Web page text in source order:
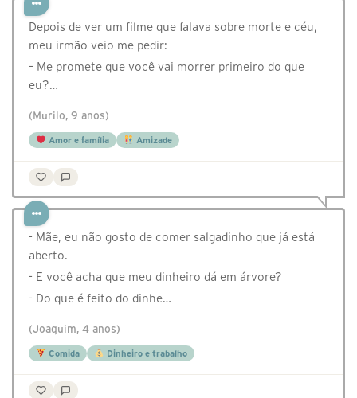
Depois de ver um filme que falava sobre morte e céu,
meu irmão veio me pedir:
– Me promete que você vai morrer primeiro do que
eu?…
(Murilo, 9 anos)
Amor e família Amizade
- Mãe, eu não gosto de comer salgadinho que já está
aberto.
- E você acha que meu dinheiro dá em árvore?
- Do que é feito do dinhe…
(Joaquim, 4 anos)
Comida Dinheiro e trabalho